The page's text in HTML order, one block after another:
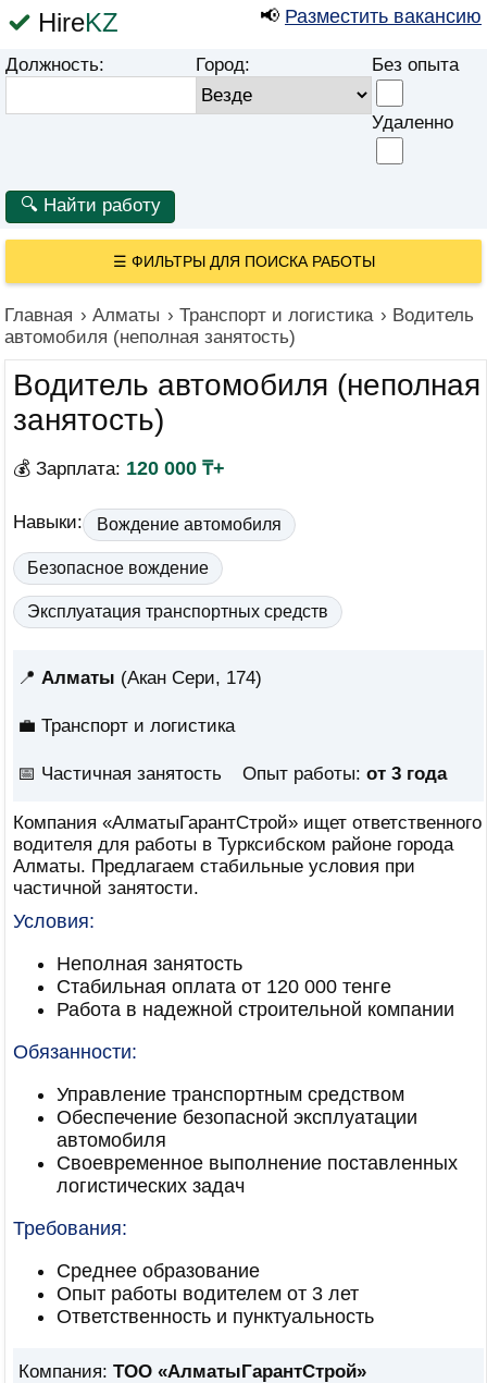
HireKZ 📢 Разместить вакансию
Должность: Город: Без опыта
Удаленно
☰ ФИЛЬТРЫ ДЛЯ ПОИСКА РАБОТЫ
Главная › Алматы › Транспорт и логистика › Водитель
автомобиля (неполная занятость)
Водитель автомобиля (неполная
занятость)
💰 Зарплата: 120 000 ₸+
Навыки: Вождение автомобиля
Безопасное вождение
Эксплуатация транспортных средств
📍 Алматы (Акан Сери, 174)
💼 Транспорт и логистика
📅 Частичная занятость Опыт работы: от 3 года
Компания «АлматыГарантСтрой» ищет ответственного
водителя для работы в Турксибском районе города
Алматы. Предлагаем стабильные условия при
частичной занятости.
Условия:
Неполная занятость
Стабильная оплата от 120 000 тенге
Работа в надежной строительной компании
Обязанности:
Управление транспортным средством
Обеспечение безопасной эксплуатации
автомобиля
Своевременное выполнение поставленных
логистических задач
Требования:
Среднее образование
Опыт работы водителем от 3 лет
Ответственность и пунктуальность
Компания: ТОО «АлматыГарантСтрой»